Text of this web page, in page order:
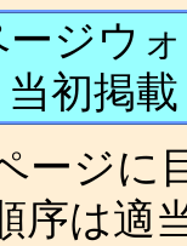
ージ
掲
ージに
序は適